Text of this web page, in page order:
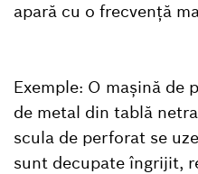
apară cu o frecvență
Exemple: O mașină de
de metal din tablă
scula de perforat se
sunt decupate îngrijit,